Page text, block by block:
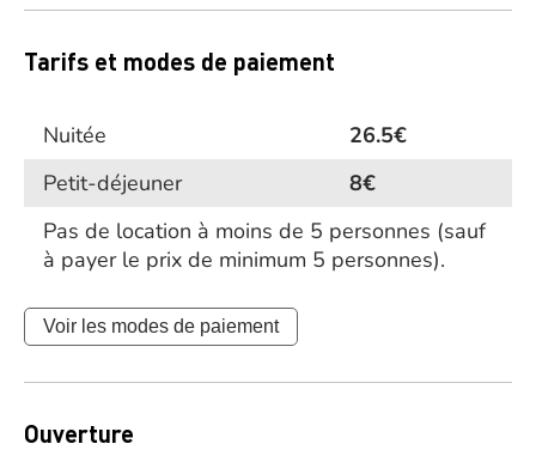
Tarifs et modes de paiement
Nuitée
26.5€
Petit-déjeuner
8€
Pas de location à moins de 5 personnes (sauf
à payer le prix de minimum 5 personnes).
Voir les modes de paiement
Ouverture